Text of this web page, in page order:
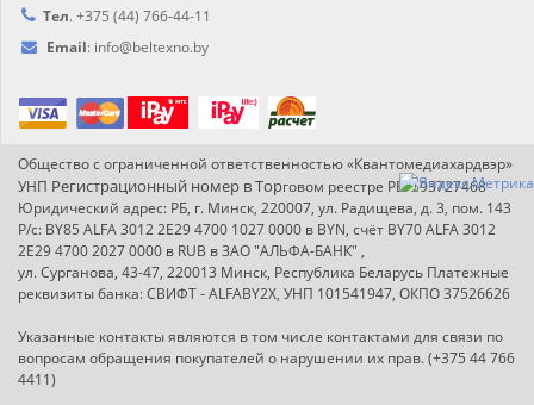
Тел. +375 (44) 766-44-11
Email: info@beltexno.by
Общество с ограниченной ответственностью «Квантомедиахардвэр»
УНП Регистрационный номер в Торговом реестре РБ: 193727468
Юридический адрес: РБ, г. Минск, 220007, ул. Радищева, д. 3, пом. 143
Р/с: BY85 ALFA 3012 2E29 4700 1027 0000 в BYN, счёт BY70 ALFA 3012
2E29 4700 2027 0000 в RUB в ЗАО "АЛЬФА-БАНК" ,
ул. Сурганова, 43-47, 220013 Минск, Республика Беларусь Платежные
реквизиты банка: СВИФТ - ALFABY2X, УНП 101541947, ОКПО 37526626
Указанные контакты являются в том числе контактами для связи по
вопросам обращения покупателей о нарушении их прав. (+375 44 766
4411)